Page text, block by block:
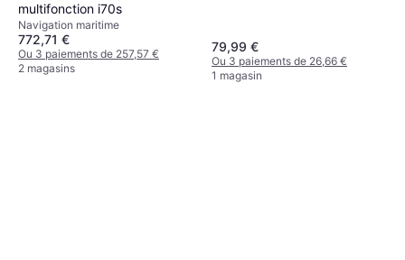
multifonction i70s
Navigation maritime
772,71 €
Ou 3 paiements de 257,57 €
2 magasins
79,99 €
Ou 3 paiements de 26,66 €
1 magasin